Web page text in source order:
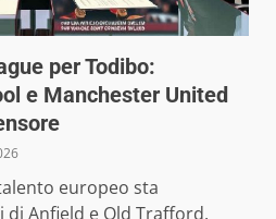
per Todibo:
e Manchester United
europeo sta
Anfield e Old Trafford.